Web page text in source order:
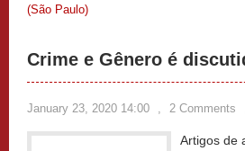
(São Paulo)
Crime e Gênero é
January 23, 2020 14:00 , 2 Comments
Artigos de